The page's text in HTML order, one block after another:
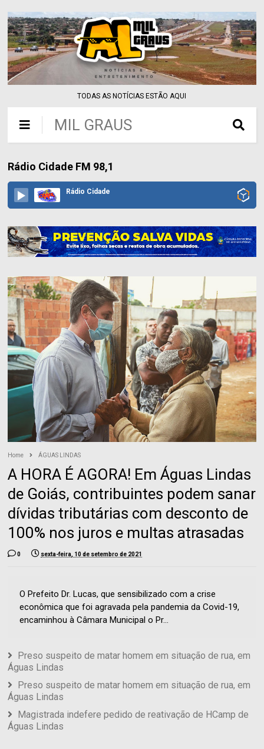
TODAS AS NOTÍCIAS ESTÃO AQUI
MIL GRAUS
Rádio Cidade FM 98,1
Rádio Cidade
Home ÁGUAS LINDAS
A HORA É AGORA! Em Águas Lindas
de Goiás, contribuintes podem sanar
dívidas tributárias com desconto de
100% nos juros e multas atrasadas
0 sexta-feira, 10 de setembro de 2021
O Prefeito Dr. Lucas, que sensibilizado com a crise
econômica que foi agravada pela pandemia da Covid-19,
encaminhou à Câmara Municipal o Pr...
Preso suspeito de matar homem em situação de rua, em
Águas Lindas
Preso suspeito de matar homem em situação de rua, em
Águas Lindas
Magistrada indefere pedido de reativação de HCamp de
Águas Lindas